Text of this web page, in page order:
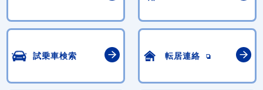
試乗車検索 転居連絡